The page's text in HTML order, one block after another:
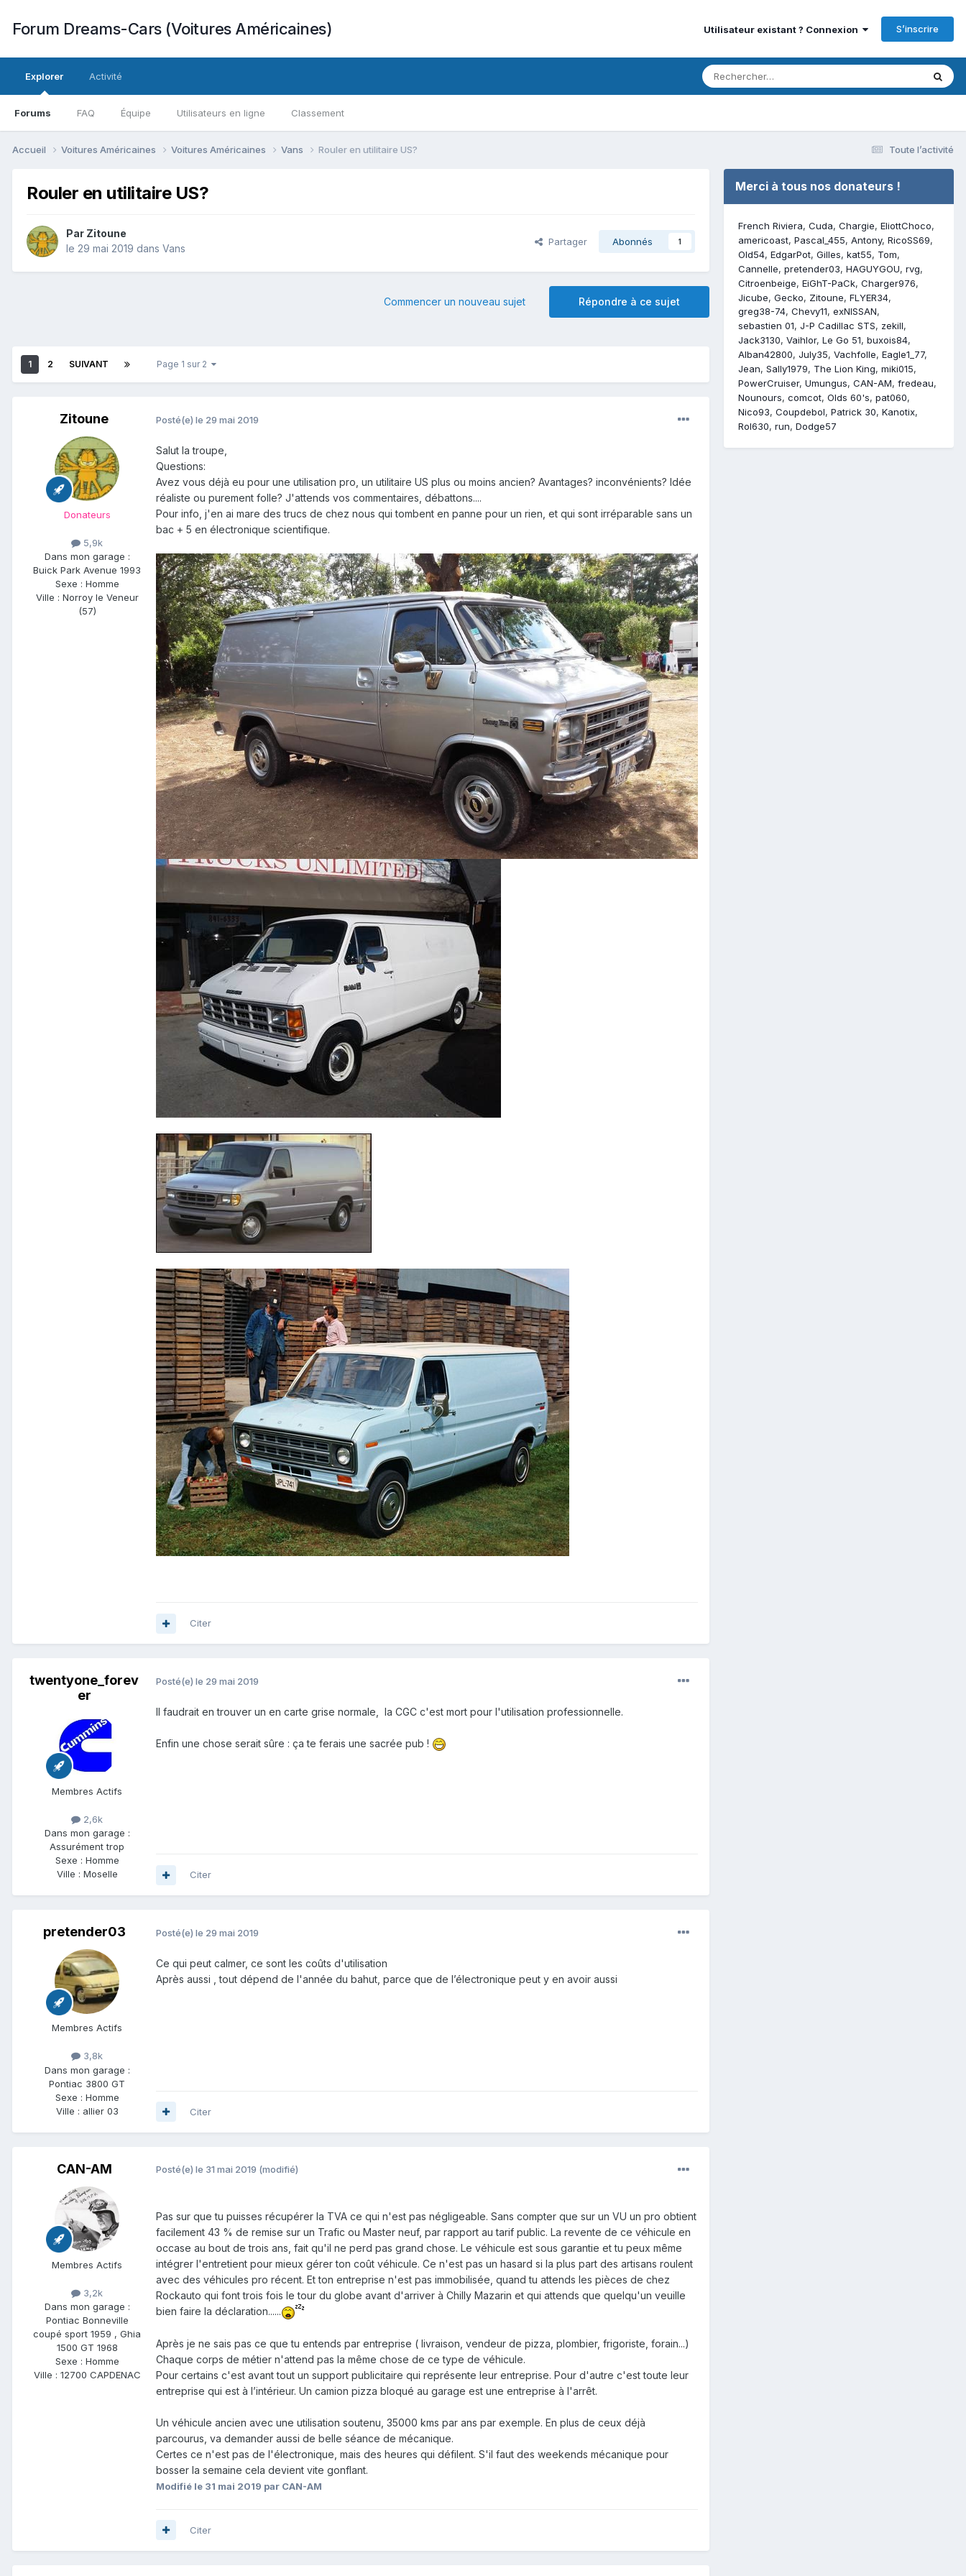
Forum Dreams-Cars (Voitures Américaines) Utilisateur existant ? Connexion S’inscrire
Explorer
Forums FAQ Équipe Utilisateurs en ligne Classement
Activité
Toute l’activité
Accueil Voitures Américaines Voitures Américaines Vans Rouler en utilitaire US?
Rouler en utilitaire US?
Par Zitoune
le 29 mai 2019 dans Vans
Partager Abonnés 1
Répondre à ce sujet
Commencer un nouveau sujet
1 2 SUIVANT Page 1 sur 2
Zitoune
Donateurs
5,9k
Dans mon garage :
Buick Park Avenue 1993
Sexe : Homme
Ville : Norroy le Veneur
(57)
Posté(e) le 29 mai 2019
Salut la troupe,
Questions:
Avez vous déjà eu pour une utilisation pro, un utilitaire US plus ou moins ancien? Avantages? inconvénients? Idée
réaliste ou purement folle? J'attends vos commentaires, débattons....
Pour info, j'en ai mare des trucs de chez nous qui tombent en panne pour un rien, et qui sont irréparable sans un
bac + 5 en électronique scientifique.
Citer
twentyone_forev
er
Membres Actifs
2,6k
Dans mon garage :
Assurément trop
Sexe : Homme
Ville : Moselle
Posté(e) le 29 mai 2019
Il faudrait en trouver un en carte grise normale, la CGC c'est mort pour l'utilisation professionnelle.
Enfin une chose serait sûre : ça te ferais une sacrée pub !
Citer
pretender03
Membres Actifs
3,8k
Dans mon garage :
Pontiac 3800 GT
Sexe : Homme
Ville : allier 03
Posté(e) le 29 mai 2019
Ce qui peut calmer, ce sont les coûts d'utilisation
Après aussi , tout dépend de l'année du bahut, parce que de l’électronique peut y en avoir aussi
Citer
CAN-AM
Membres Actifs
3,2k
Dans mon garage :
Pontiac Bonneville
coupé sport 1959 , Ghia
1500 GT 1968
Sexe : Homme
Ville : 12700 CAPDENAC
Posté(e) le 31 mai 2019 (modifié)
Pas sur que tu puisses récupérer la TVA ce qui n'est pas négligeable. Sans compter que sur un VU un pro obtient
facilement 43 % de remise sur un Trafic ou Master neuf, par rapport au tarif public. La revente de ce véhicule en
occase au bout de trois ans, fait qu'il ne perd pas grand chose. Le véhicule est sous garantie et tu peux même
intégrer l'entretient pour mieux gérer ton coût véhicule. Ce n'est pas un hasard si la plus part des artisans roulent
avec des véhicules pro récent. Et ton entreprise n'est pas immobilisée, quand tu attends les pièces de chez
Rockauto qui font trois fois le tour du globe avant d'arriver à Chilly Mazarin et qui attends que quelqu'un veuille
bien faire la déclaration......
Après je ne sais pas ce que tu entends par entreprise ( livraison, vendeur de pizza, plombier, frigoriste, forain...)
Chaque corps de métier n'attend pas la même chose de ce type de véhicule.
Pour certains c'est avant tout un support publicitaire qui représente leur entreprise. Pour d'autre c'est toute leur
entreprise qui est à l’intérieur. Un camion pizza bloqué au garage est une entreprise à l'arrêt.
Un véhicule ancien avec une utilisation soutenu, 35000 kms par ans par exemple. En plus de ceux déjà
parcourus, va demander aussi de belle séance de mécanique.
Certes ce n'est pas de l'électronique, mais des heures qui défilent. S'il faut des weekends mécanique pour
bosser la semaine cela devient vite gonflant.
Modifié le 31 mai 2019 par CAN-AM
Citer
Merci à tous nos donateurs !
French Riviera Cuda Chargie EliottChoco
americoast Pascal_455 Antony RicoSS69
Old54 EdgarPot Gilles kat55
Tom
Cannelle pretender03 HAGUYGOU rvg
Citroenbeige EiGhT-PaCk Charger976
Jicube Gecko Zitoune FLYER34
greg38-74 Chevy11 exNISSAN
sebastien 01 J-P Cadillac STS
zekill
Jack3130 Vaihlor Le Go 51 buxois84
Alban42800 July35 Vachfolle Eagle1_77
Jean Sally1979 The Lion King miki015
PowerCruiser Umungus CAN-AM fredeau
Nounours comcot Olds 60's pat060
Nico93 Coupdebol Patrick 30 Kanotix
Rol630 run Dodge57